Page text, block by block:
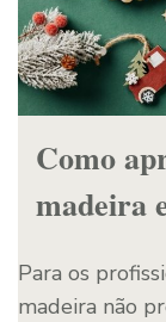
Como
madeira
Para os
madeira não